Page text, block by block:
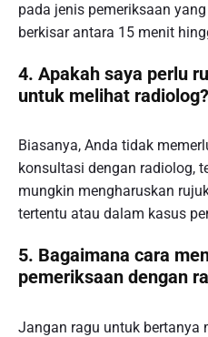
pada jenis pemeriksaan
berkisar antara 15 menit
4. Apakah saya perlu
untuk melihat radiolog?
Biasanya, Anda tidak
konsultasi dengan radiolog,
mungkin mengharuskan
tertentu atau dalam kasus
5. Bagaimana cara
pemeriksaan dengan
Jangan ragu untuk bertanya